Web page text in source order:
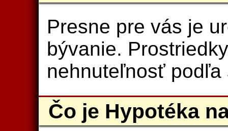
Presne pre vás je
bývanie.
nehnuteľnosť podľa
Čo je Hypotéka